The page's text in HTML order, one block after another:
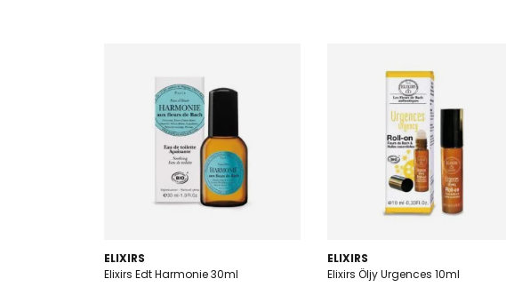
ELIXIRS
Elixirs Edt Harmonie 30ml
ELIXIRS
Elixirs Öljy Urgences 10ml